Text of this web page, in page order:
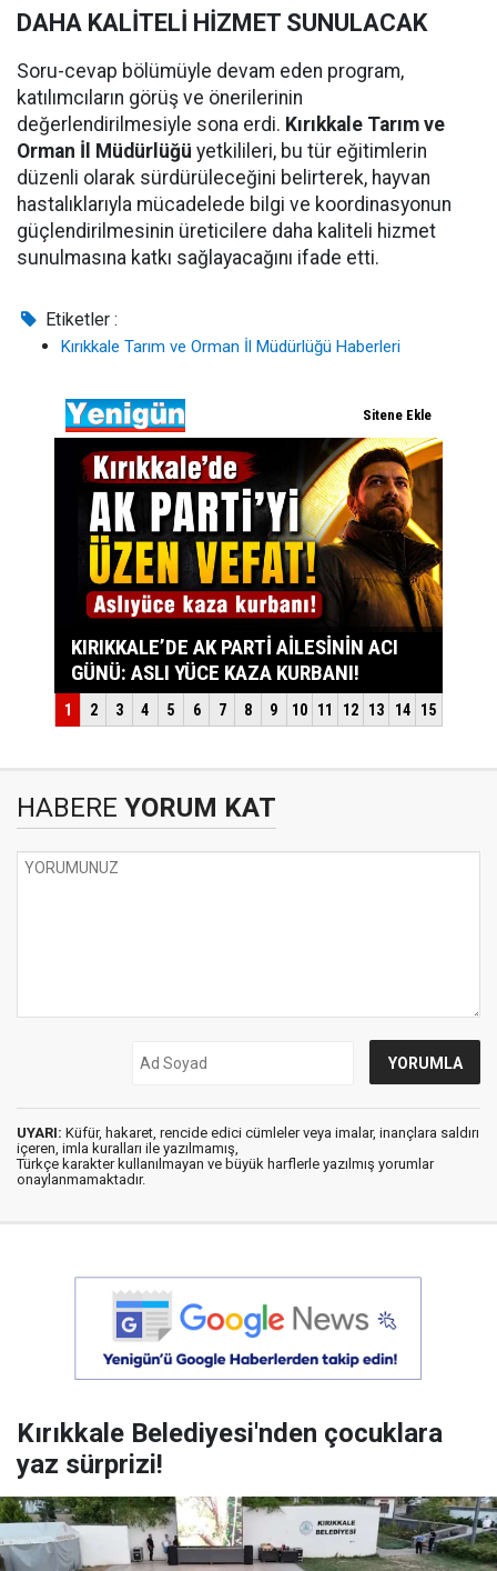
DAHA KALİTELİ HİZMET SUNULACAK
Soru-cevap bölümüyle devam eden program,
katılımcıların görüş ve önerilerinin
değerlendirilmesiyle sona erdi. Kırıkkale Tarım ve
Orman İl Müdürlüğü yetkilileri, bu tür eğitimlerin
düzenli olarak sürdürüleceğini belirterek, hayvan
hastalıklarıyla mücadelede bilgi ve koordinasyonun
güçlendirilmesinin üreticilere daha kaliteli hizmet
sunulmasına katkı sağlayacağını ifade etti.
Etiketler :
Kırıkkale Tarım ve Orman İl Müdürlüğü Haberleri
HABERE YORUM KAT
UYARI: Küfür, hakaret, rencide edici cümleler veya imalar, inançlara saldırı
içeren, imla kuralları ile yazılmamış,
Türkçe karakter kullanılmayan ve büyük harflerle yazılmış yorumlar
onaylanmamaktadır.
Kırıkkale Belediyesi'nden çocuklara
yaz sürprizi!